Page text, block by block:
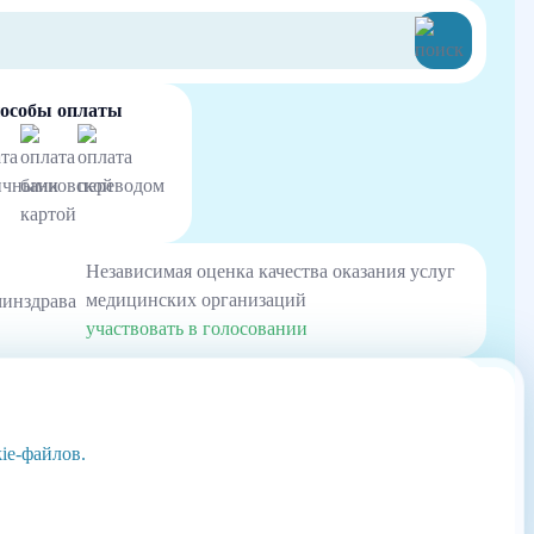
оплаты
Независимая оценка качества оказания услуг
медицинских организаций
участвовать в голосовании
наш Сайт.
медицинской и информационной помощи больным.
файлов.